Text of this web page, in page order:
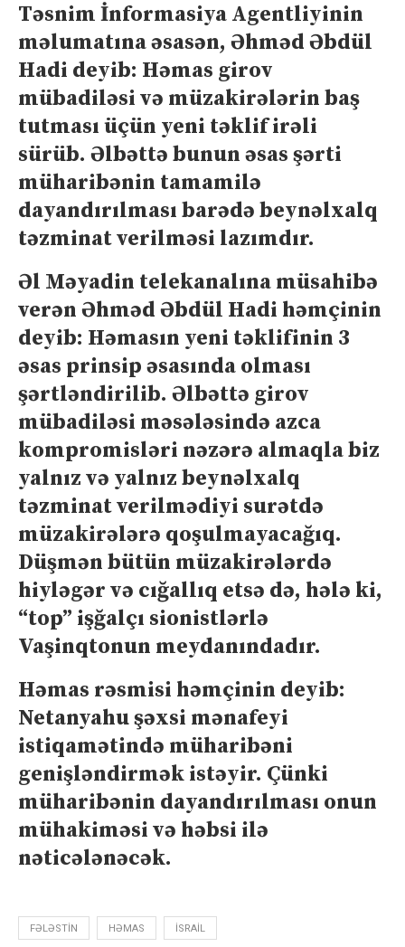
Təsnim İnformasiya Agentliyinin
məlumatına əsasən, Əhməd Əbdül
Hadi deyib: Həmas girov
mübadiləsi və müzakirələrin baş
tutması üçün yeni təklif irəli
sürüb. Əlbəttə bunun əsas şərti
müharibənin tamamilə
dayandırılması barədə beynəlxalq
təzminat verilməsi lazımdır.
Əl Məyadin telekanalına müsahibə
verən Əhməd Əbdül Hadi həmçinin
deyib: Həmasın yeni təklifinin 3
əsas prinsip əsasında olması
şərtləndirilib. Əlbəttə girov
mübadiləsi məsələsində azca
kompromisləri nəzərə almaqla biz
yalnız və yalnız beynəlxalq
təzminat verilmədiyi surətdə
müzakirələrə qoşulmayacağıq.
Düşmən bütün müzakirələrdə
hiyləgər və cığallıq etsə də, hələ ki,
“top” işğalçı sionistlərlə
Vaşinqtonun meydanındadır.
Həmas rəsmisi həmçinin deyib:
Netanyahu şəxsi mənafeyi
istiqamətində müharibəni
genişləndirmək istəyir. Çünki
müharibənin dayandırılması onun
mühakiməsi və həbsi ilə
nəticələnəcək.
FƏLƏSTIN HƏMAS ISRAIL